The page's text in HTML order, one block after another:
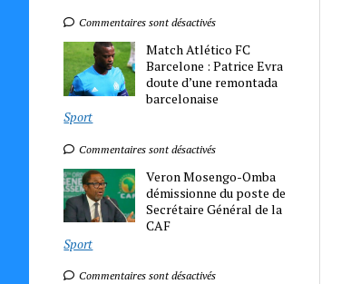
Commentaires sont désactivés
Match Atlético FC
Barcelone : Patrice Evra
doute d’une remontada
barcelonaise
Sport
Commentaires sont désactivés
Veron Mosengo-Omba
démissionne du poste de
Secrétaire Général de la
CAF
Sport
Commentaires sont désactivés